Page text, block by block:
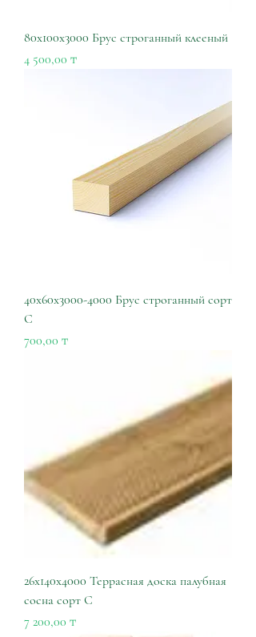
80х100х3000 Брус строганный клееный
Цена
4 500,00 ₸
40х60х3000-4000 Брус строганный сорт
С
Цена
700,00 ₸
26х140х4000 Террасная доска палубная
сосна сорт С
Цена
7 200,00 ₸